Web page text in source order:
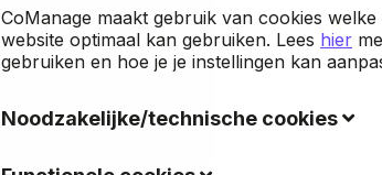
CoManage maakt gebruik van cookies
website optimaal kan gebruiken. Lees hier
gebruiken en hoe je je instellingen kan
Noodzakelijke/technische cookies
Deze cookies verzamelen gegevens om de